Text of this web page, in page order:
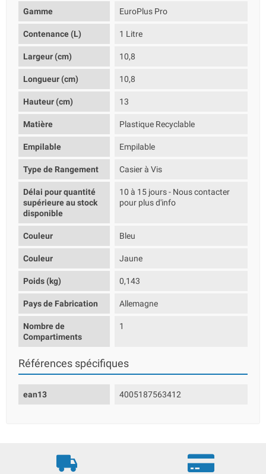
Gamme EuroPlus Pro
Contenance (L) 1 Litre
Largeur (cm) 10,8
Longueur (cm) 10,8
Hauteur (cm) 13
Matière Plastique Recyclable
Empilable Empilable
Type de Rangement Casier à Vis
Délai pour quantité
supérieure au stock
disponible
10 à 15 jours - Nous contacter
pour plus d'info
Couleur Bleu
Couleur Jaune
Poids (kg) 0,143
Pays de Fabrication Allemagne
Nombre de
Compartiments
1
Références spécifiques
ean13 4005187563412